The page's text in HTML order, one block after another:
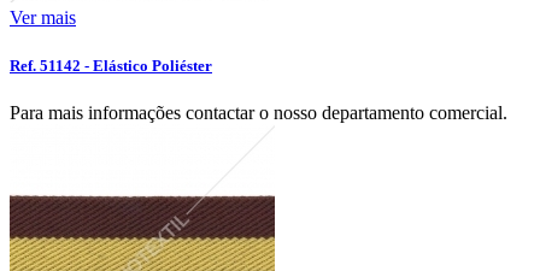
Ver mais
Ref. 51142 - Elástico Poliéster
Para mais informações contactar o nosso departamento comercial.